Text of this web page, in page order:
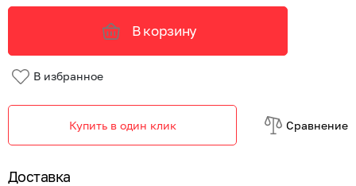
В корзину
В избранное
Купить в один клик Cравнение
Доставка